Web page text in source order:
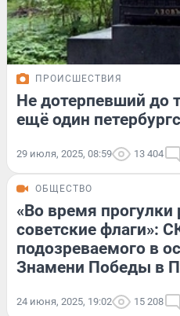
ПРОИСШЕСТВИЯ
Не дотерпевший до
ещё один
29 июля, 2025, 08:59 13 404
ОБЩЕСТВО
«Во время
советские флаги»:
подозреваемого в
Знамени Победы в
24 июня, 2025, 19:02 15 208